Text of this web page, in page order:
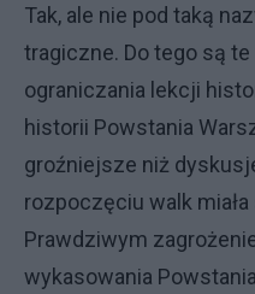
Tak, ale nie pod taką
tragiczne. Do tego są
ograniczania lekcji
historii Powstania
groźniejsze niż
rozpoczęciu walk miała
Prawdziwym
wykasowania